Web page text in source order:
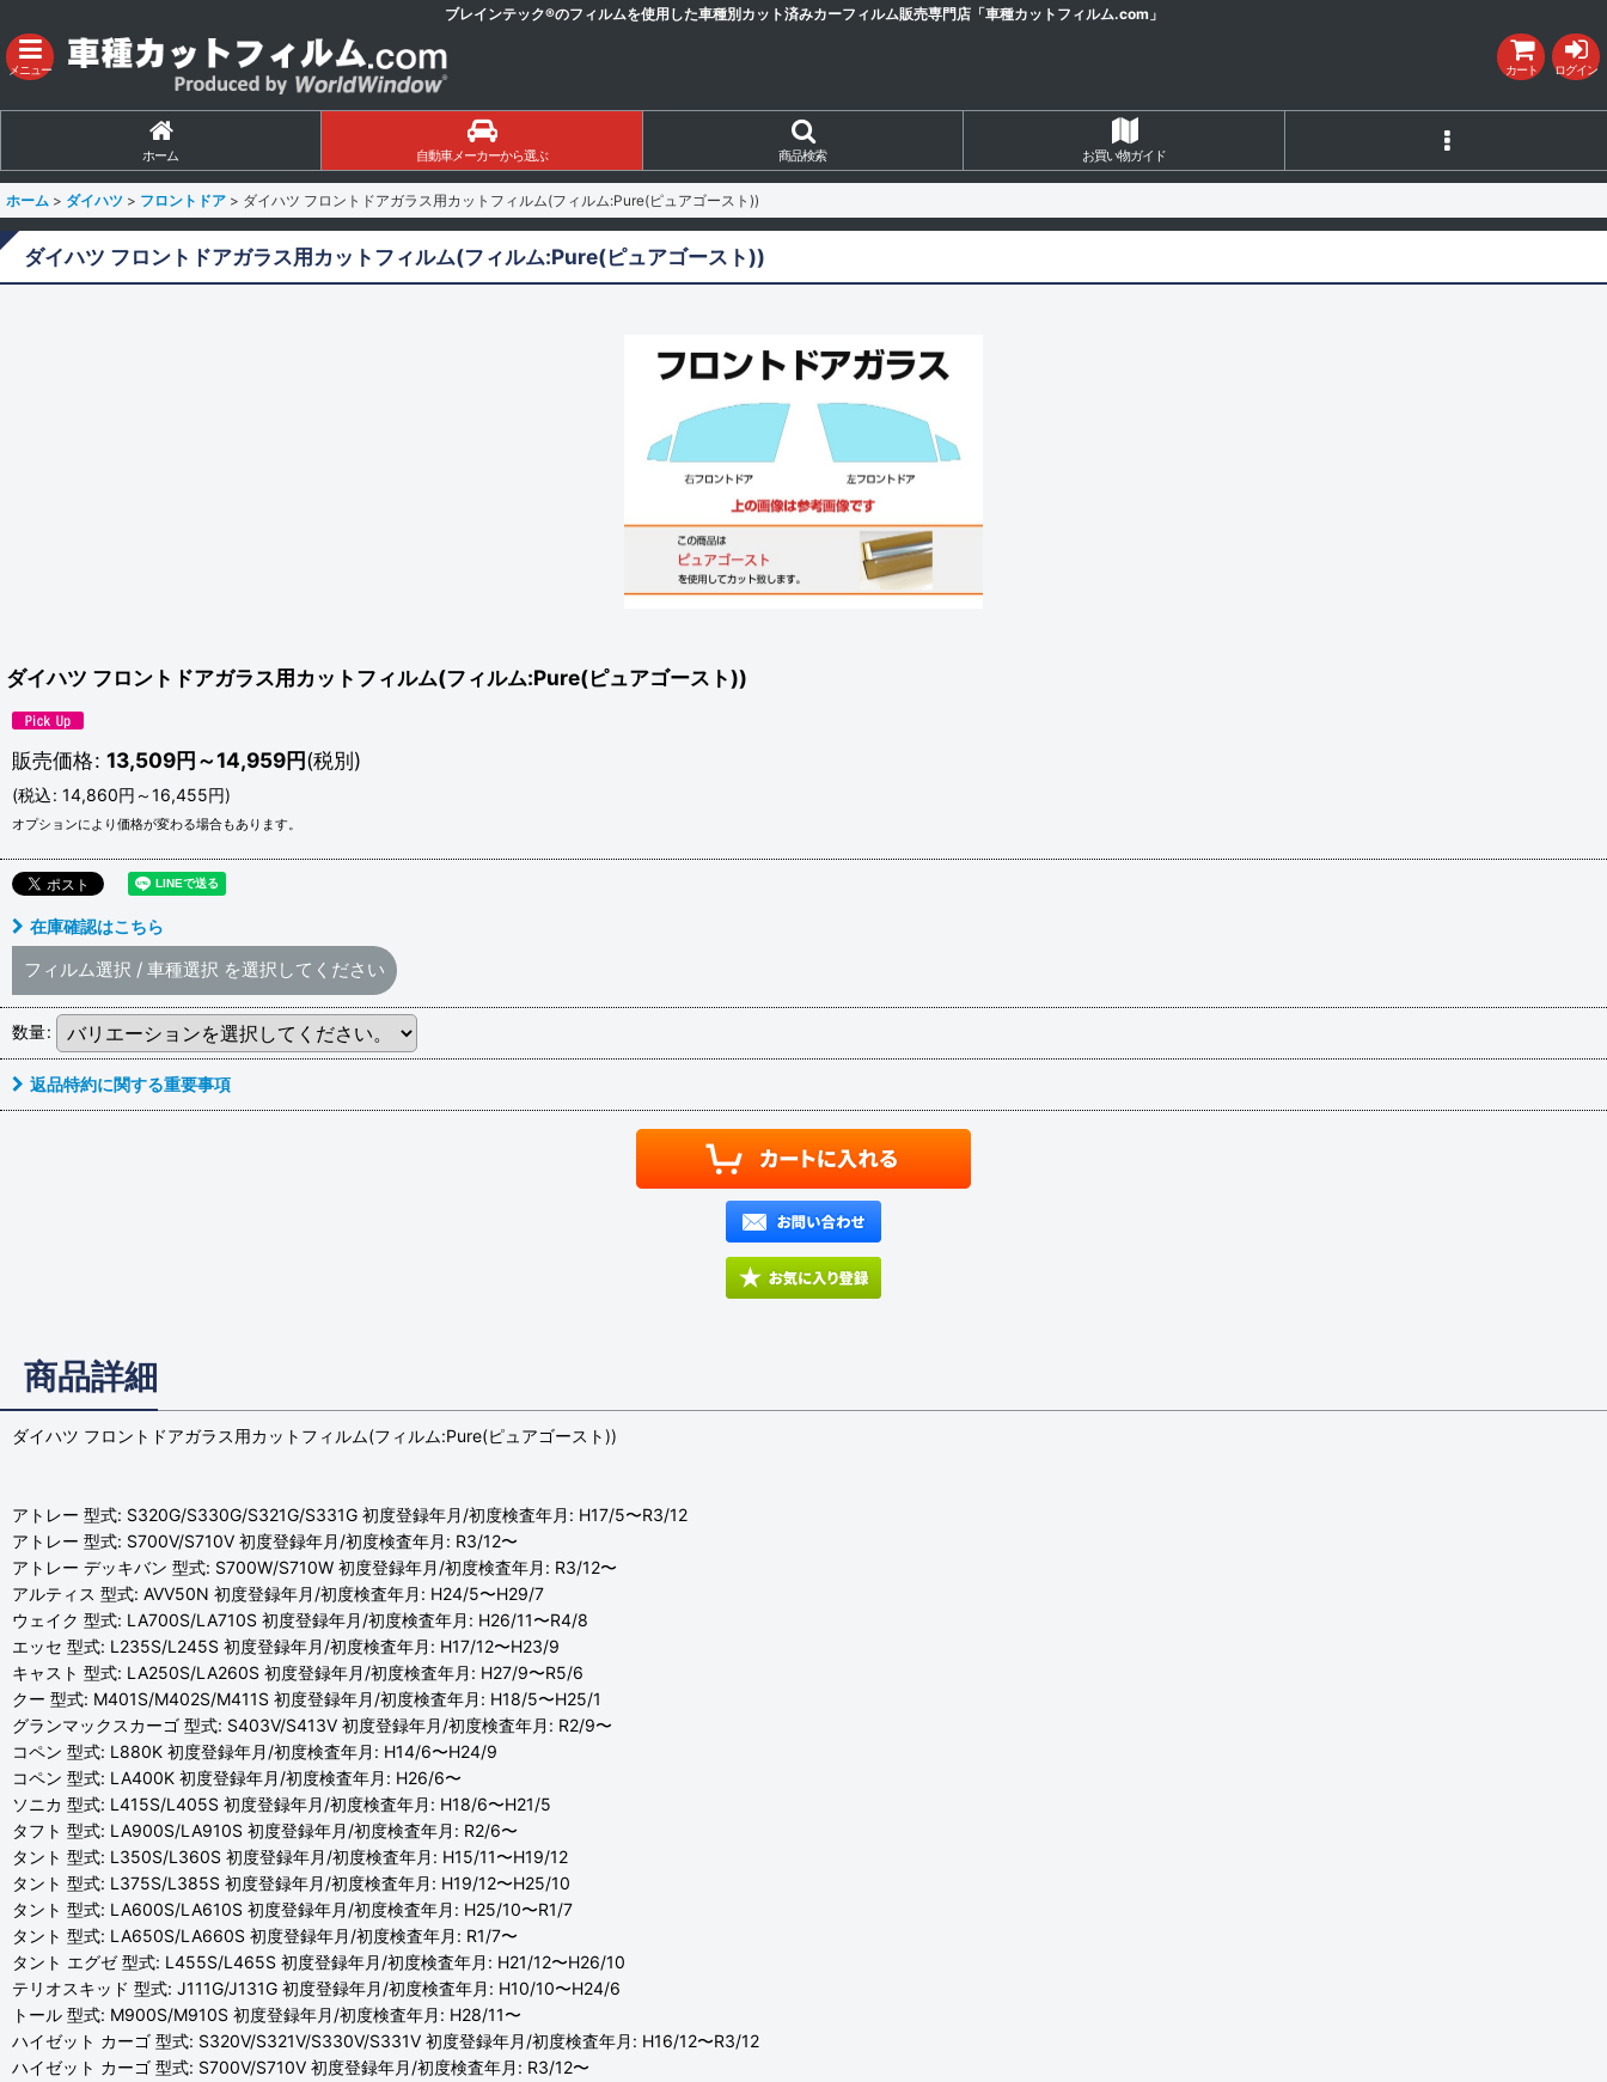
ブレインテック®のフィルムを使用した車種別カット済みカーフィルム販売専門店「車種カットフィルム.com」
メニュー カート ログイン
ホーム 自動車メーカーから選ぶ 商品検索 お買い物ガイド
ホーム > ダイハツ > フロントドア > ダイハツ フロントドアガラス用カットフィルム(フィルム:Pure(ピュアゴースト))
ダイハツ フロントドアガラス用カットフィルム(フィルム:Pure(ピュアゴースト))
ダイハツ フロントドアガラス用カットフィルム(フィルム:Pure(ピュアゴースト))
販売価格: 13,509円～14,959円(税別)
(税込: 14,860円 ～16,455円)
オプションにより価格が変わる場合もあります。
在庫確認はこちら
フィルム選択 / 車種選択 を選択してください
数量:
返品特約に関する重要事項
商品詳細
ダイハツ フロントドアガラス用カットフィルム(フィルム:Pure(ピュアゴースト))
アトレー 型式: S320G/S330G/S321G/S331G 初度登録年月/初度検査年月: H17/5〜R3/12
アトレー 型式: S700V/S710V 初度登録年月/初度検査年月: R3/12〜
アトレー デッキバン 型式: S700W/S710W 初度登録年月/初度検査年月: R3/12〜
アルティス 型式: AVV50N 初度登録年月/初度検査年月: H24/5〜H29/7
ウェイク 型式: LA700S/LA710S 初度登録年月/初度検査年月: H26/11〜R4/8
エッセ 型式: L235S/L245S 初度登録年月/初度検査年月: H17/12〜H23/9
キャスト 型式: LA250S/LA260S 初度登録年月/初度検査年月: H27/9〜R5/6
クー 型式: M401S/M402S/M411S 初度登録年月/初度検査年月: H18/5〜H25/1
グランマックスカーゴ 型式: S403V/S413V 初度登録年月/初度検査年月: R2/9〜
コペン 型式: L880K 初度登録年月/初度検査年月: H14/6〜H24/9
コペン 型式: LA400K 初度登録年月/初度検査年月: H26/6〜
ソニカ 型式: L415S/L405S 初度登録年月/初度検査年月: H18/6〜H21/5
タフト 型式: LA900S/LA910S 初度登録年月/初度検査年月: R2/6〜
タント 型式: L350S/L360S 初度登録年月/初度検査年月: H15/11〜H19/12
タント 型式: L375S/L385S 初度登録年月/初度検査年月: H19/12〜H25/10
タント 型式: LA600S/LA610S 初度登録年月/初度検査年月: H25/10〜R1/7
タント 型式: LA650S/LA660S 初度登録年月/初度検査年月: R1/7〜
タント エグゼ 型式: L455S/L465S 初度登録年月/初度検査年月: H21/12〜H26/10
テリオスキッド 型式: J111G/J131G 初度登録年月/初度検査年月: H10/10〜H24/6
トール 型式: M900S/M910S 初度登録年月/初度検査年月: H28/11〜
ハイゼット カーゴ 型式: S320V/S321V/S330V/S331V 初度登録年月/初度検査年月: H16/12〜R3/12
ハイゼット カーゴ 型式: S700V/S710V 初度登録年月/初度検査年月: R3/12〜